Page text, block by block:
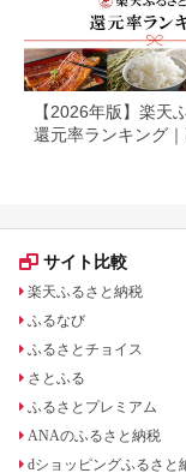
【2026年版】楽天
還元率ランキング｜
サイト比較
楽天ふるさと納税
ふるなび
ふるさとチョイス
さとふる
ふるさとプレミアム
ANAのふるさと納税
dショッピングふるさと